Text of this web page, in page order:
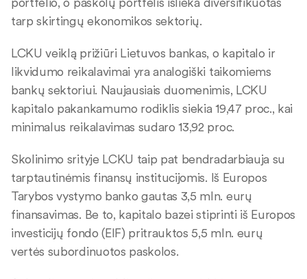
tarp skirtingų ekonomikos sektorių.
LCKU veiklą prižiūri Lietuvos bankas, o kapitalo ir
likvidumo reikalavimai yra analogiški taikomiems
bankų sektoriui. Naujausiais duomenimis, LCKU
kapitalo pakankamumo rodiklis siekia 19,47 proc., kai
minimalus reikalavimas sudaro 13,92 proc.
Skolinimo srityje LCKU taip pat bendradarbiauja su
tarptautinėmis finansų institucijomis. Iš Europos
Tarybos vystymo banko gautas 3,5 mln. eurų
finansavimas. Be to, kapitalo bazei stiprinti iš Europos
investicijų fondo (EIF) pritrauktos 5,5 mln. eurų
vertės subordinuotos paskolos.